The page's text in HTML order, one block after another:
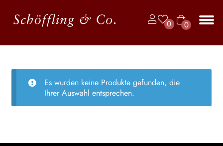
0
0
ike
Zur
Navigation
Zum
Inhalt
BÜCHER
JAHRBUCH DER LYRIK
KALENDER
LESUNGEN
Es wurden keine Produkte gefunden, die
Ihrer Auswahl entsprechen.